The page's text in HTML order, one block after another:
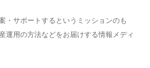
・サポートするというミッションのも
運用の方法などをお届けする情報メディ